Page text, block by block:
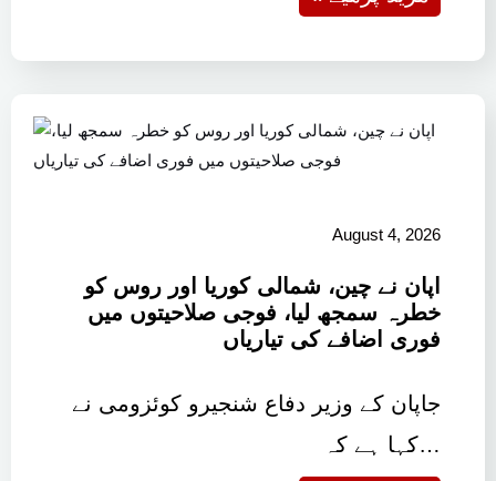
August 4, 2026
اپان نے چین، شمالی کوریا اور روس کو
خطرہ سمجھ لیا، فوجی صلاحیتوں میں
فوری اضافے کی تیاریاں
جاپان کے وزیر دفاع شنجیرو کوئزومی نے
کہا ہے کہ…